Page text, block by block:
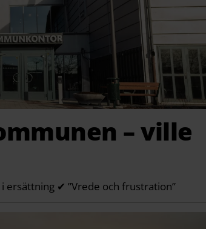
– ville
ersättning ✔ ”Vrede och frustration”